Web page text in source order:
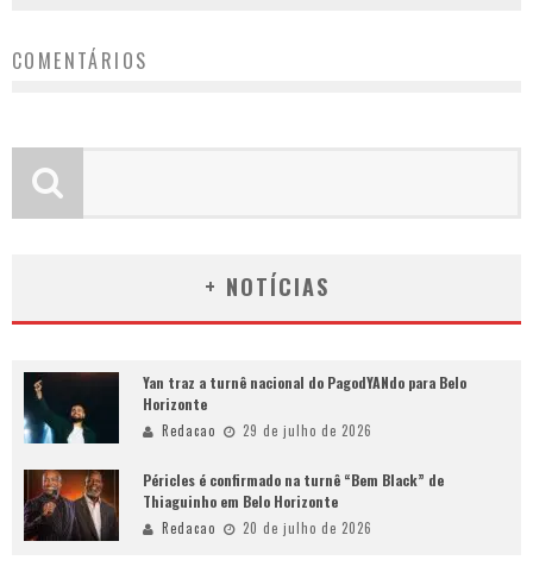
COMENTÁRIOS
+ NOTÍCIAS
Yan traz a turnê nacional do PagodYANdo para Belo
Horizonte
Redacao 29 de julho de 2026
Péricles é confirmado na turnê “Bem Black” de
Thiaguinho em Belo Horizonte
Redacao 20 de julho de 2026